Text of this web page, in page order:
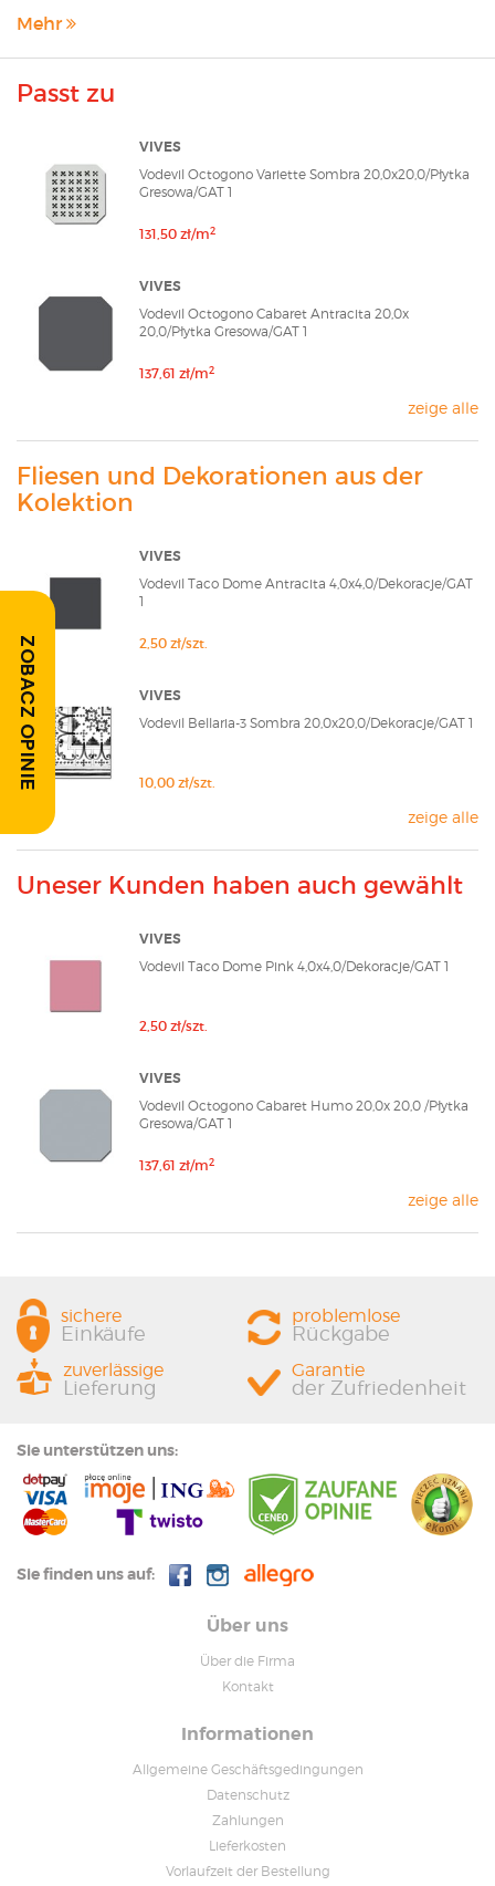
- CABARET NACAR, CABARET ANTRACITA i CABARET
HUMO, oraz niezależnie od wzoru - VARIETTE
MULTICOLOR, DIGLAS MULTICOLOR czy RITTER
ścianach w formie niezależnego deseniu. Kostki TACO
DOME w kombinacji z płytkami z serii VODEVIL
OCTOGONO stworzą retro wnętrze niczym z
najnowszych katalogów dekoratorskich. Sklep
modnydom24.pl oferuje Klientom wszystkie płytki z
znalazłeś interesującej Cię płytki skontaktuj się z nami
poprzez formularz szybkiej wyceny lub wyślij maila na
adres sklep@modnydom24.pl
Mehr
Passt zu
VIVES
Vodevil Octogono Variette Sombra 20,0x20,0/Płytka
Gresowa/GAT 1
131,50 zł/m2
VIVES
Vodevil Octogono Cabaret Antracita 20,0x
20,0/Płytka Gresowa/GAT 1
137,61 zł/m2
zeige alle
Fliesen und Dekorationen aus der
Kolektion
VIVES
Vodevil Taco Dome Antracita 4,0x4,0/Dekoracje/GAT
1
2,50 zł/szt.
VIVES
Vodevil Bellaria-3 Sombra 20,0x20,0/Dekoracje/GAT 1
10,00 zł/szt.
zeige alle
Uneser Kunden haben auch gewählt
VIVES
Vodevil Taco Dome Pink 4,0x4,0/Dekoracje/GAT 1
2,50 zł/szt.
VIVES
Vodevil Octogono Cabaret Humo 20,0x 20,0 /Płytka
Gresowa/GAT 1
137,61 zł/m2
zeige alle
ZOBACZ OPINIE
sichere
Einkäufe
problemlose
Rückgabe
zuverlässige
Lieferung
Garantie
der Zufriedenheit
Sie unterstützen uns:
Sie finden uns auf:
Über uns
Über die Firma
Kontakt
Informationen
Allgemeine Geschäftsgedingungen
Datenschutz
Zahlungen
Lieferkosten
Vorlaufzeit der Bestellung